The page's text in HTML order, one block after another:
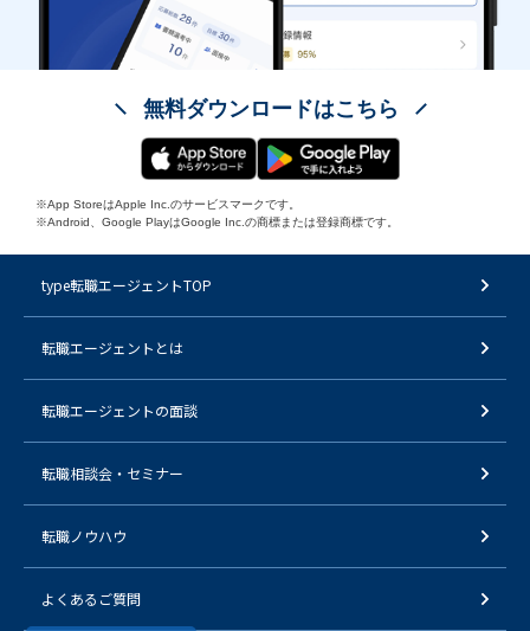
無料ダウンロードはこちら
※App StoreはApple Inc.のサービスマークです。
※Android、Google PlayはGoogle Inc.の商標または登録商標です。
type転職エージェントTOP
転職エージェントとは
転職エージェントの面談
転職相談会・セミナー
転職ノウハウ
よくあるご質問